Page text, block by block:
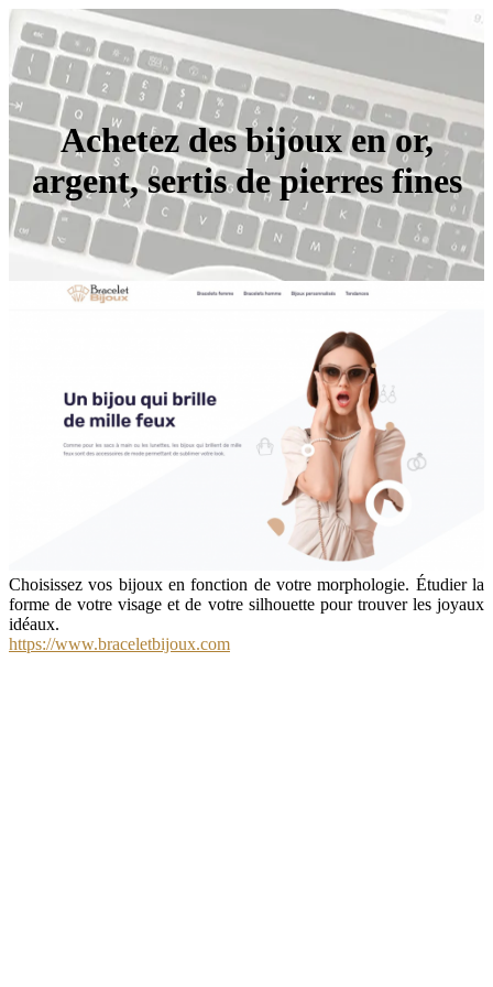
Achetez des bijoux en or,
argent, sertis de pierres fines
Choisissez vos bijoux en fonction de votre morphologie. Étudier la
forme de votre visage et de votre silhouette pour trouver les joyaux
idéaux.
https://www.braceletbijoux.com